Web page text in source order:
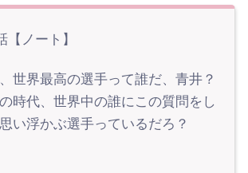
ノート】
世界最高の選手って誰だ、青井？
時代、世界中の誰にこの質問をし
い浮かぶ選手っているだろ？